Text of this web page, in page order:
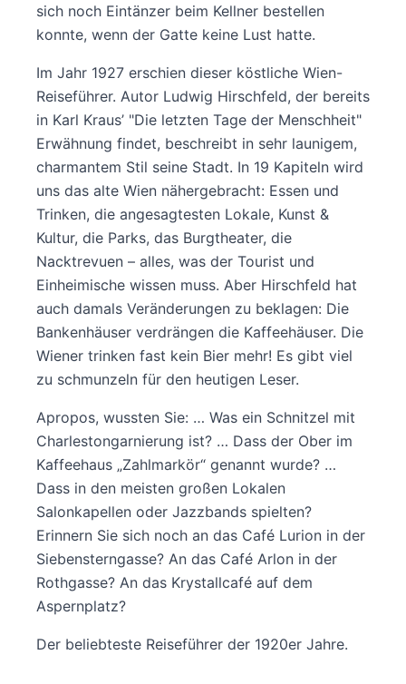
sich noch Eintänzer beim Kellner bestellen
konnte, wenn der Gatte keine Lust hatte.
Im Jahr 1927 erschien dieser köstliche Wien-
Reiseführer. Autor Ludwig Hirschfeld, der bereits
in Karl Kraus’ "Die letzten Tage der Menschheit"
Erwähnung findet, beschreibt in sehr launigem,
charmantem Stil seine Stadt. In 19 Kapiteln wird
uns das alte Wien nähergebracht: Essen und
Trinken, die angesagtesten Lokale, Kunst &
Kultur, die Parks, das Burgtheater, die
Nacktrevuen – alles, was der Tourist und
Einheimische wissen muss. Aber Hirschfeld hat
auch damals Veränderungen zu beklagen: Die
Bankenhäuser verdrängen die Kaffeehäuser. Die
Wiener trinken fast kein Bier mehr! Es gibt viel
zu schmunzeln für den heutigen Leser.
Apropos, wussten Sie: … Was ein Schnitzel mit
Charlestongarnierung ist? … Dass der Ober im
Kaffeehaus „Zahlmarkör“ genannt wurde? …
Dass in den meisten großen Lokalen
Salonkapellen oder Jazzbands spielten?
Erinnern Sie sich noch an das Café Lurion in der
Siebensterngasse? An das Café Arlon in der
Rothgasse? An das Krystallcafé auf dem
Aspernplatz?
Der beliebteste Reiseführer der 1920er Jahre.